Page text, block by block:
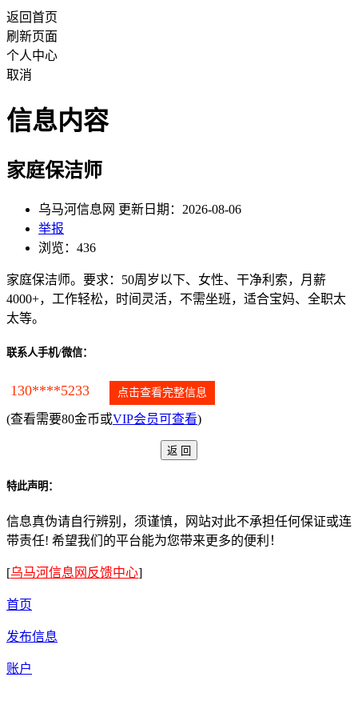
返回首页
刷新页面
个人中心
取消
信息内容
家庭保洁师
乌马河信息网 更新日期：2026-08-06
举报
浏览：436
家庭保洁师。要求：50周岁以下、女性、干净利索，月薪
4000+，工作轻松，时间灵活，不需坐班，适合宝妈、全职太
太等。
联系人手机/微信：
130****5233 点击查看完整信息
(查看需要80金币或VIP会员可查看)
特此声明：
信息真伪请自行辨别，须谨慎，网站对此不承担任何保证或连
带责任! 希望我们的平台能为您带来更多的便利！
[乌马河信息网反馈中心]
首页
发布信息
账户